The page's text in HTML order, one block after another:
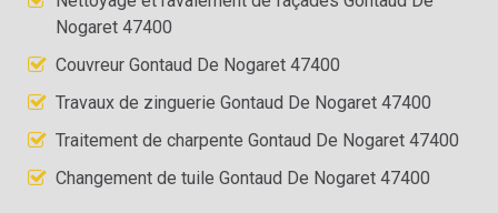
Nogaret 47400
Couvreur Gontaud De Nogaret 47400
Travaux de zinguerie Gontaud De Nogaret 47400
Traitement de charpente Gontaud De Nogaret 47400
Changement de tuile Gontaud De Nogaret 47400